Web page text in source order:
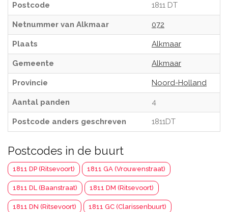
Postcode 1811 DT
Netnummer van Alkmaar 072
Plaats Alkmaar
Gemeente Alkmaar
Provincie Noord-Holland
Aantal panden 4
Postcode anders geschreven 1811DT
Postcodes in de buurt
1811 DP (Ritsevoort) 1811 GA (Vrouwenstraat)
1811 DL (Baanstraat) 1811 DM (Ritsevoort)
1811 DN (Ritsevoort) 1811 GC (Clarissenbuurt)